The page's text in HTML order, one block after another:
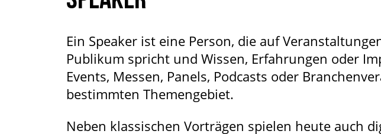
Ein Speaker ist eine Person, die auf
Publikum spricht und Wissen, Erfahrungen oder
Events, Messen, Panels, Podcasts oder
bestimmten Themengebiet.
Neben klassischen Vorträgen spielen heute auch